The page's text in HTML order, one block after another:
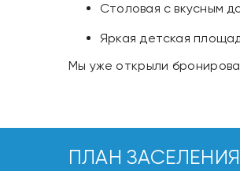
Столовая с вкусным
Яркая детская
Мы уже открыли
ПЛАН